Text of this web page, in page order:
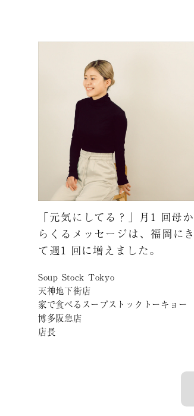
「元気にしてる？」月1 回母か
らくるメッセージは、福岡にき
て週1 回に増えました。
Soup Stock Tokyo
天神地下街店
家で食べるスープストックトーキョー
博多阪急店
店長